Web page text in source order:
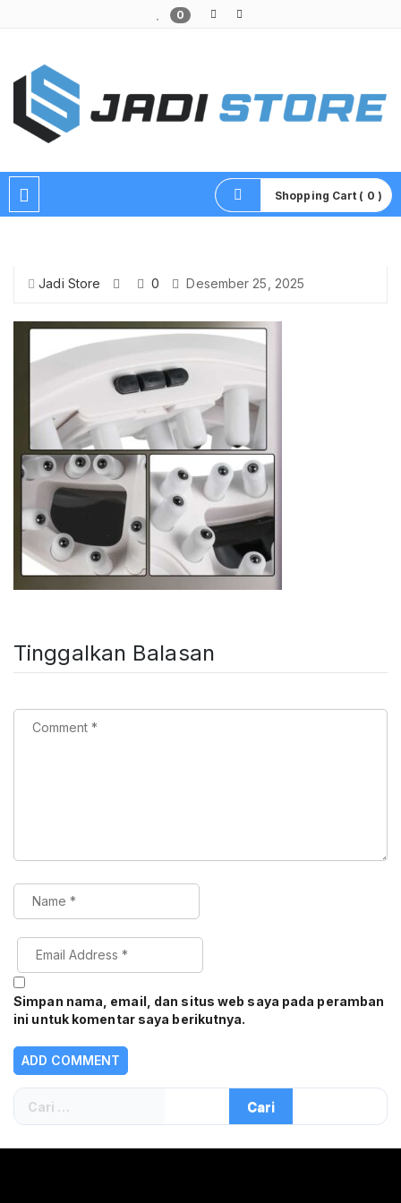
0
Shopping Cart ( 0 )
Jadi Store 0 Desember 25, 2025
Tinggalkan Balasan
Simpan nama, email, dan situs web saya pada peramban
ini untuk komentar saya berikutnya.
Cari
untuk: